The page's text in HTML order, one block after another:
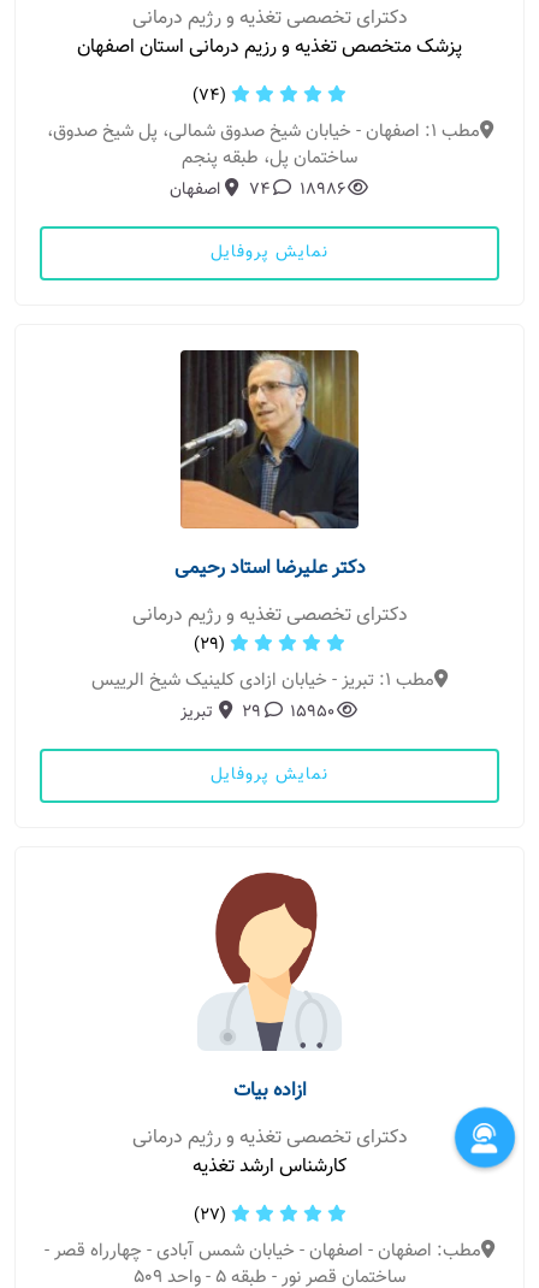
دکترای تخصصی تغذیه و رژیم درمانی
پزشک متخصص تغذیه و رزیم درمانی استان اصفهان
(74)
مطب 1: اصفهان - خیابان شیخ صدوق شمالی، پل شیخ صدوق،
ساختمان پل، طبقه پنجم
18986
74 اصفهان
نمایش پروفایل
دکتر علیرضا استاد رحیمی
دکترای تخصصی تغذیه و رژیم درمانی
(29)
مطب 1: تبریز - خیابان ازادی کلینیک شیخ الرییس
15950
29 تبریز
نمایش پروفایل
ازاده بیات
دکترای تخصصی تغذیه و رژیم درمانی
کارشناس ارشد تغذیه
(27)
مطب: اصفهان - اصفهان - خیابان شمس آبادی - چهارراه قصر -
ساختمان قصر نور - طبقه 5 - واحد 509